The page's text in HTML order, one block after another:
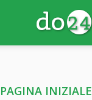
PAGINA INIZIALE